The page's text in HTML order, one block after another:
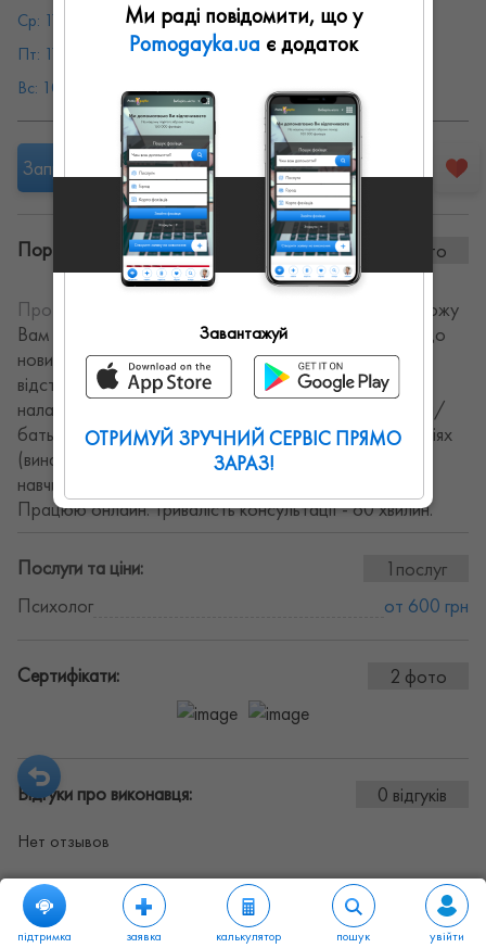
Ср: 11:00 - 20:00
Чт: 11:00 - 20:00
Пт: 11:00 - 20:00
Сб: 10:00 - 20:00
Вс: 10:00 - 20:00
Запропонувати роботу
Портфоліо винаних робіт: 0 фото
Про себе:
Я психолог-консультант. З радістю допоможу
Вам у таких питаннях: - адаптація в новій країні або до
нових змін - складнощі у побудові відносин - вміння
відстоювати свої межі - підвищити самооцінку -
налагодити стосунки з коханою людиною та рідними/
батьками - розібратися у складних почуттях та емоціях
(вина, образа, агресія, страх, агресія) - навчитись
навчикам відстоювання кордонів та інших питаннях.
Працюю онлайн. Тривалість консультації - 60 хвилин.
Послуги та ціни:
1послуг
Психолог
от 600 грн
Сертифікати: 2 фото
Відгуки про виконавця: 0 відгуків
Нет отзывов
підтримка заявка калькулятор пошук увійти
Ми раді повідомити, що у
Pomogayka.ua є додаток
Завантажуй
ОТРИМУЙ ЗРУЧНИЙ СЕРВІС ПРЯМО
ЗАРАЗ!